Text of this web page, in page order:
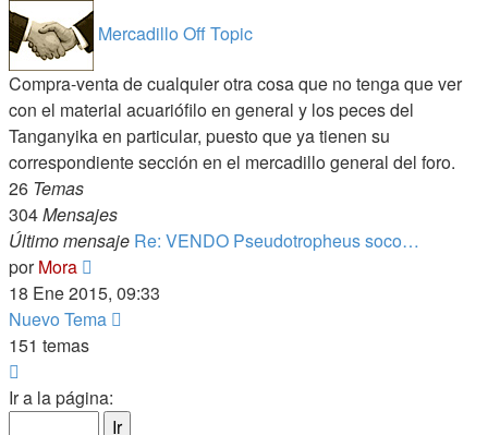
Mercadillo Off Topic
Compra-venta de cualquier otra cosa que no tenga que ver
con el material acuariófilo en general y los peces del
Tanganyika en particular, puesto que ya tienen su
correspondiente sección en el mercadillo general del foro.
26 Temas
304Mensajes
Último mensaje Re: VENDO Pseudotropheus soco…
porMora
último
mensaje
18 Ene 2015, 09:33
Nuevo Tema
151 temas
1
Ir a la página: